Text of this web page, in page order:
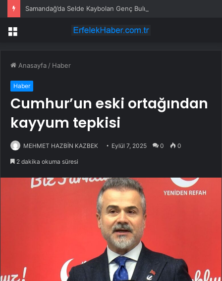
Samandağ’da Selde Kaybolan Genç Bulundu
Menü
Anasayfa / Haber
Haber
Cumhur’un eski ortağından
kayyum tepkisi
MEHMET HAZBİN KAZBEK Eylül 7, 2025 0 0
2 dakika okuma süresi